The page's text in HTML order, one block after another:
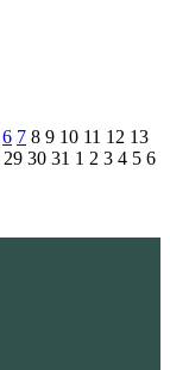
6 7 8 9 10 11 12 13
29 30 31 1 2 3 4 5 6